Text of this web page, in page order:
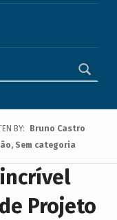
BY:
Bruno Castro
, Sem categoria
Projeto